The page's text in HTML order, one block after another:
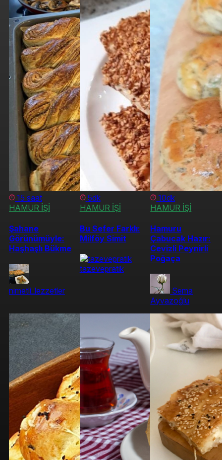
15 saat
HAMUR İŞİ
Şahane
Görünümüyle:
Haşhaşlı Bükme
nimetli_lezzetler
5dk
HAMUR İŞİ
Bu Sefer Farklı:
Milföy Simit
tazevepratik
10dk
HAMUR İŞİ
Hamuru
Çabucak Hazır:
Cevizli Peynirli
Poğaça
Sema
Ayvazoğlu